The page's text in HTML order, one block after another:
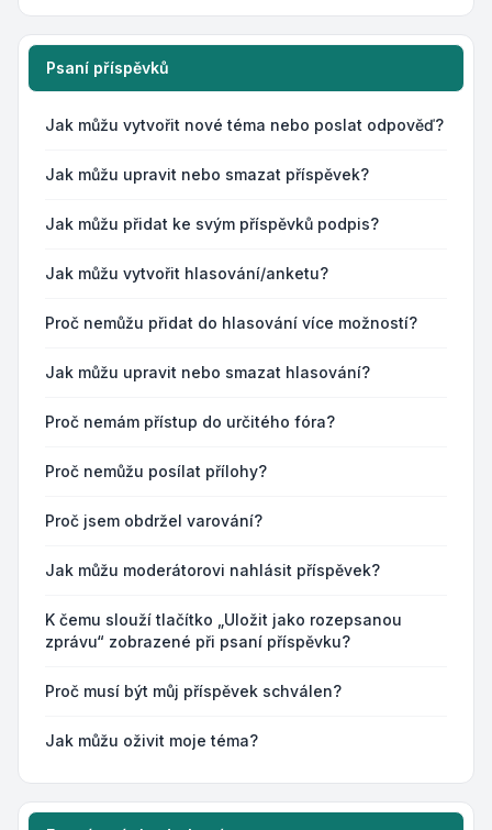
Psaní příspěvků
Jak můžu vytvořit nové téma nebo poslat odpověď?
Jak můžu upravit nebo smazat příspěvek?
Jak můžu přidat ke svým příspěvků podpis?
Jak můžu vytvořit hlasování/anketu?
Proč nemůžu přidat do hlasování více možností?
Jak můžu upravit nebo smazat hlasování?
Proč nemám přístup do určitého fóra?
Proč nemůžu posílat přílohy?
Proč jsem obdržel varování?
Jak můžu moderátorovi nahlásit příspěvek?
K čemu slouží tlačítko „Uložit jako rozepsanou
zprávu“ zobrazené při psaní příspěvku?
Proč musí být můj příspěvek schválen?
Jak můžu oživit moje téma?